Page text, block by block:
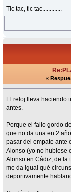
Tic tac, tic tac.............
«
El reloj lleva haciendo
antes.
Porque el fallo gordo
que no da una en 2
pasar del empate ante
Alonso (yo no hubiese
Alonso en Cádiz, de la
me da igual qué
deportivamente